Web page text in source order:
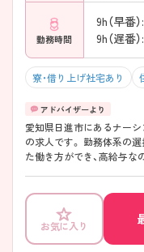
勤務時間
9h（早番
9h（遅番
寮・借り上げ社宅あり
愛知県日進市にあるナー
の求人です。 勤務体系の選択が可能なので自分のライフスタイルにあっ
た働き方ができ、高給与
っております。ご興味をお
お気に入り